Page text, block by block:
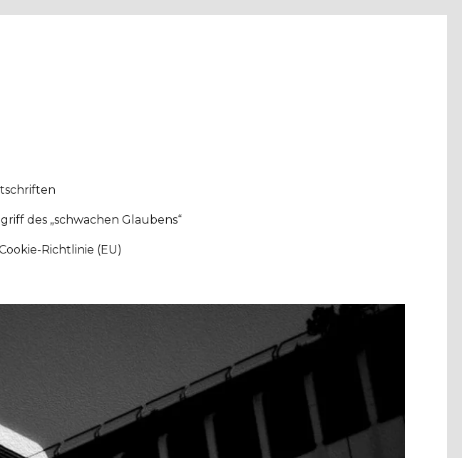
des „schwachen Glaubens“
Richtlinie (EU)